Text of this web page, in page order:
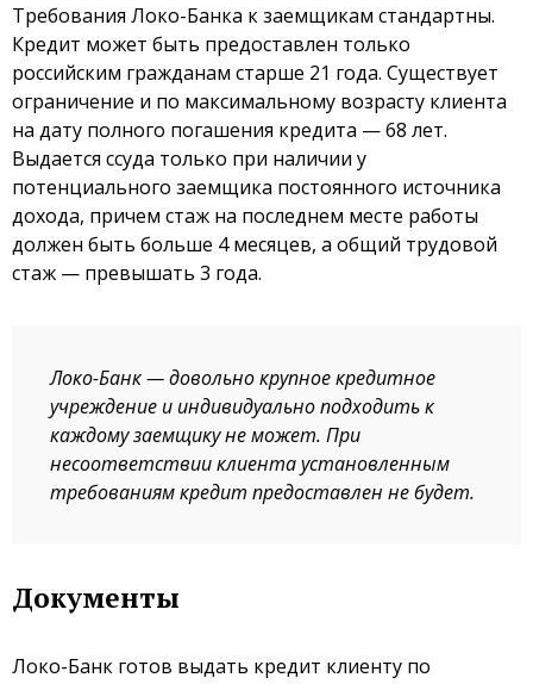
Требования Локо-Банка к заемщикам стандартны.
Кредит может быть предоставлен только
российским гражданам старше 21 года. Существует
ограничение и по максимальному возрасту клиента
на дату полного погашения кредита — 68 лет.
Выдается ссуда только при наличии у
потенциального заемщика постоянного источника
дохода, причем стаж на последнем месте работы
должен быть больше 4 месяцев, а общий трудовой
стаж — превышать 3 года.
Локо-Банк — довольно крупное кредитное
учреждение и индивидуально подходить к
каждому заемщику не может. При
несоответствии клиента установленным
требованиям кредит предоставлен не будет.
Документы
Локо-Банк готов выдать кредит клиенту по